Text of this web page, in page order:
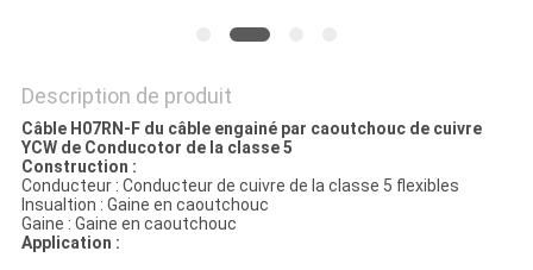
NEWS
PLAN
DU
SITE
Description de produit
Câble H07RN-F du câble engainé par caoutchouc de cuivre
YCW de Conducotor de la classe 5
Construction :
Conducteur : Conducteur de cuivre de la classe 5 flexibles
Insualtion : Gaine en caoutchouc
Gaine : Gaine en caoutchouc
Application :